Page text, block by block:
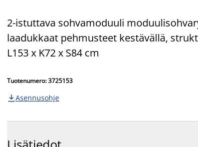
2-istuttava sohvamoduuli
laadukkaat pehmusteet kestävällä,
L153 x K72 x S84 cm
Tuotenumero: 3725153
 Asennusohje